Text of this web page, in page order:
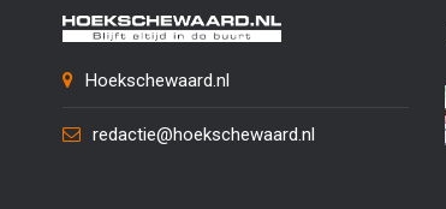
Hoekschewaard.nl
redactie@hoekschewaard.nl